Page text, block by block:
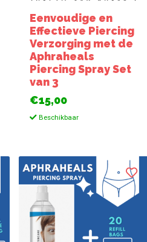
Eenvoudige en
Effectieve Piercing
Verzorging met de
Aphraheals
Piercing Spray Set
van 3
€15,00
Beschikbaar